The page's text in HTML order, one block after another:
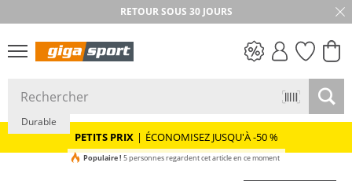
RETOUR SOUS 30 JOURS
PETITS PRIX
PETITS PRIX | ÉCONOMISEZ JUSQU'À -50 %
Durable
Populaire ! 5 personnes regardent cet article en ce moment